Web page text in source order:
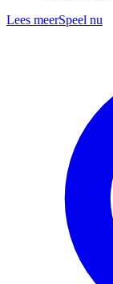
Lees meerSpeel nu